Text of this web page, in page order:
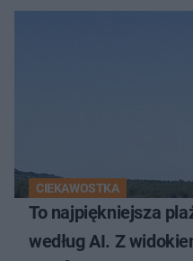
CIEKAWOSTKA
To najpiękniejsza
według AI. Z